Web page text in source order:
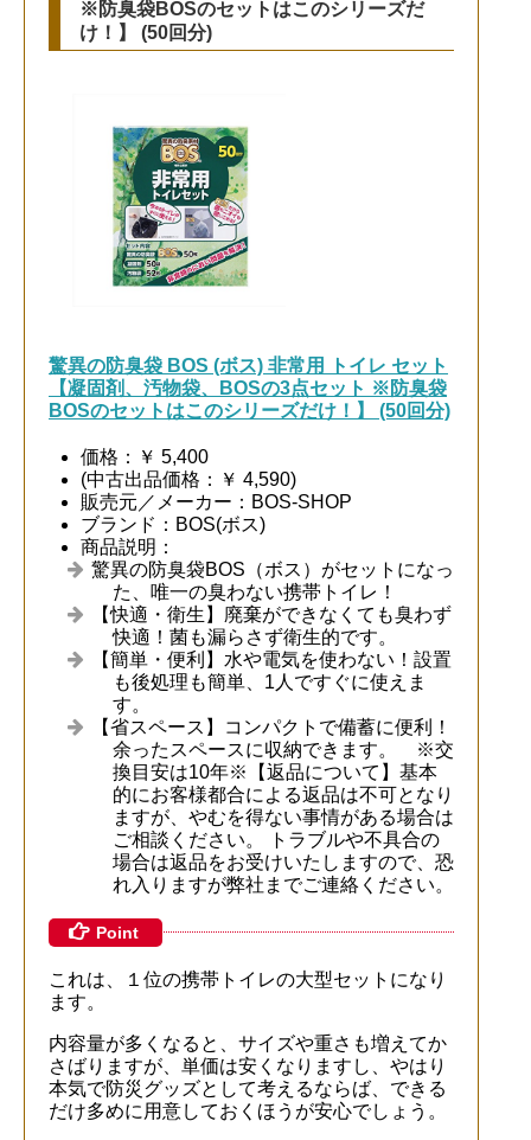
※防臭袋BOSのセットはこのシリーズだ
け！】 (50回分)
驚異の防臭袋 BOS (ボス) 非常用 トイレ セット
【凝固剤、汚物袋、BOSの3点セット ※防臭袋
BOSのセットはこのシリーズだけ！】 (50回分)
価格：￥ 5,400
(中古出品価格：￥ 4,590)
販売元／メーカー：BOS-SHOP
ブランド：BOS(ボス)
商品説明：
驚異の防臭袋BOS（ボス）がセットになっ
た、唯一の臭わない携帯トイレ！
【快適・衛生】廃棄ができなくても臭わず
快適！菌も漏らさず衛生的です。
【簡単・便利】水や電気を使わない！設置
も後処理も簡単、1人ですぐに使えま
す。
【省スペース】コンパクトで備蓄に便利！
余ったスペースに収納できます。 ※交
換目安は10年※【返品について】基本
的にお客様都合による返品は不可となり
ますが、やむを得ない事情がある場合は
ご相談ください。 トラブルや不具合の
場合は返品をお受けいたしますので、恐
れ入りますが弊社までご連絡ください。
Point
これは、１位の携帯トイレの大型セットになり
ます。
内容量が多くなると、サイズや重さも増えてか
さばりますが、単価は安くなりますし、やはり
本気で防災グッズとして考えるならば、できる
だけ多めに用意しておくほうが安心でしょう。